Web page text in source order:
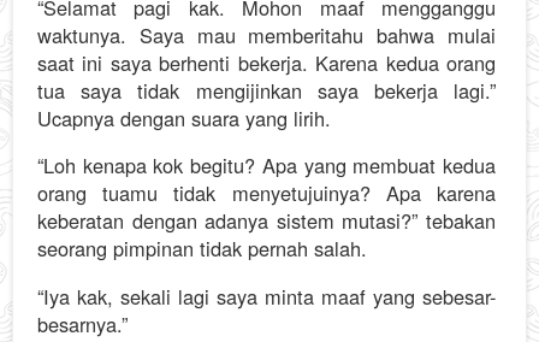
“Selamat pagi kak. Mohon maaf mengganggu
waktunya. Saya mau memberitahu bahwa mulai
saat ini saya berhenti bekerja. Karena kedua orang
tua saya tidak mengijinkan saya bekerja lagi.”
Ucapnya dengan suara yang lirih.
“Loh kenapa kok begitu? Apa yang membuat kedua
orang tuamu tidak menyetujuinya? Apa karena
keberatan dengan adanya sistem mutasi?” tebakan
seorang pimpinan tidak pernah salah.
“Iya kak, sekali lagi saya minta maaf yang sebesar-
besarnya.”